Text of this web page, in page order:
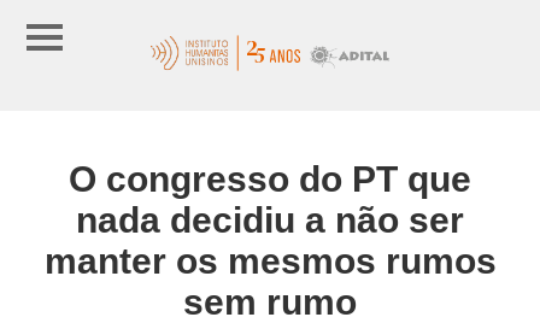
O congresso do PT que
nada decidiu a não ser
manter os mesmos rumos
sem rumo